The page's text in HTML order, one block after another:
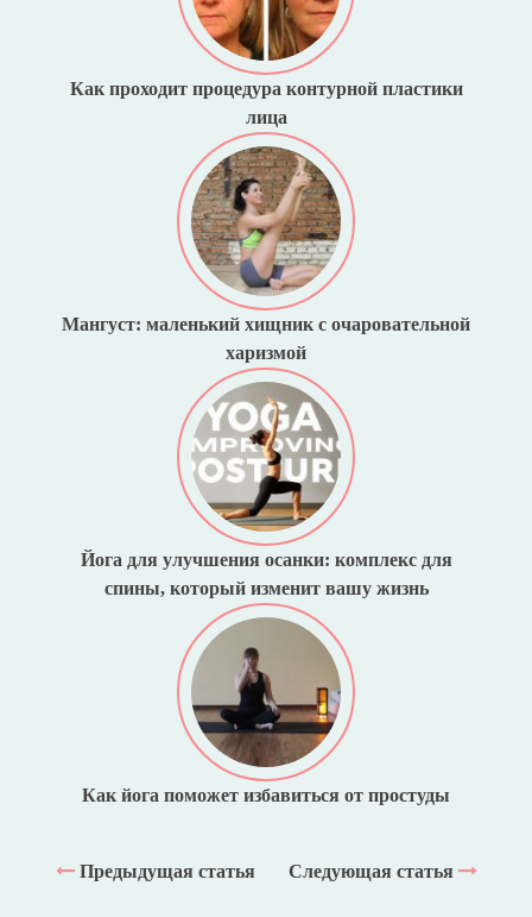
Как проходит процедура контурной пластики
лица
Мангуст: маленький хищник с очаровательной
харизмой
Йога для улучшения осанки: комплекс для
спины, который изменит вашу жизнь
Как йога поможет избавиться от простуды
Предыдущая статья Следующая статья